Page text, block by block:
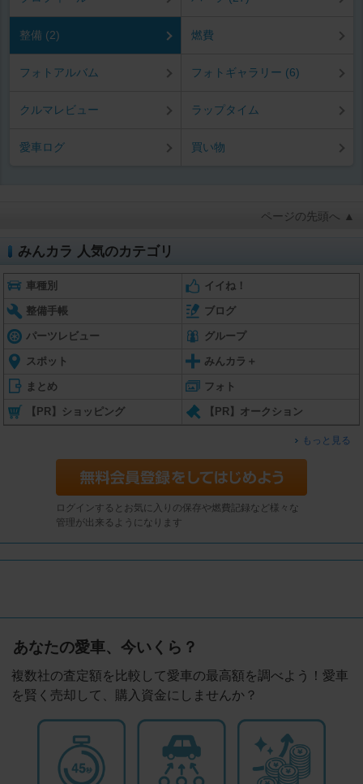
整備 (2) 燃費
フォトアルバム フォトギャラリー (6)
クルマレビュー ラップタイム
愛車ログ 買い物
ページの先頭へ ▲
みんカラ 人気のカテゴリ
車種別 イイね！
整備手帳 ブログ
パーツレビュー グループ
スポット みんカラ＋
まとめ フォト
【PR】ショッピング 【PR】オークション
もっと見る
ログインするとお気に入りの保存や燃費記録など様々な
管理が出来るようになります
あなたの愛車、今いくら？
複数社の査定額を比較して愛車の最高額を調べよう！愛車
を賢く売却して、購入資金にしませんか？